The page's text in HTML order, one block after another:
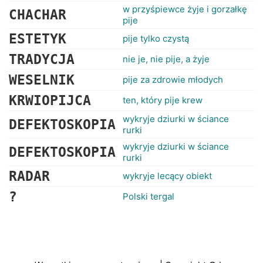
CHACHAR
w przyśpiewce żyje i gorzałkę
pije
ESTETYK pije tylko czystą
TRADYCJA nie je, nie pije, a żyje
WESELNIK pije za zdrowie młodych
KRWIOPIJCA ten, który pije krew
DEFEKTOSKOPIA
wykryje dziurki w ściance
rurki
DEFEKTOSKOPIA
wykryje dziurki w ściance
rurki
RADAR wykryje lecący obiekt
? Polski tergal